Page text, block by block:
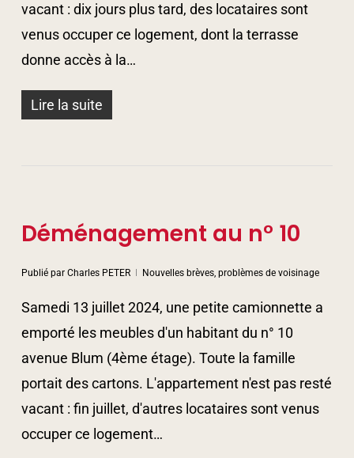
vacant : dix jours plus tard, des locataires sont
venus occuper ce logement, dont la terrasse
donne accès à la…
Lire la suite
Déménagement au n° 10
Publié par Charles PETER Nouvelles brèves, problèmes de voisinage
Samedi 13 juillet 2024, une petite camionnette a
emporté les meubles d'un habitant du n° 10
avenue Blum (4ème étage). Toute la famille
portait des cartons. L'appartement n'est pas resté
vacant : fin juillet, d'autres locataires sont venus
occuper ce logement…